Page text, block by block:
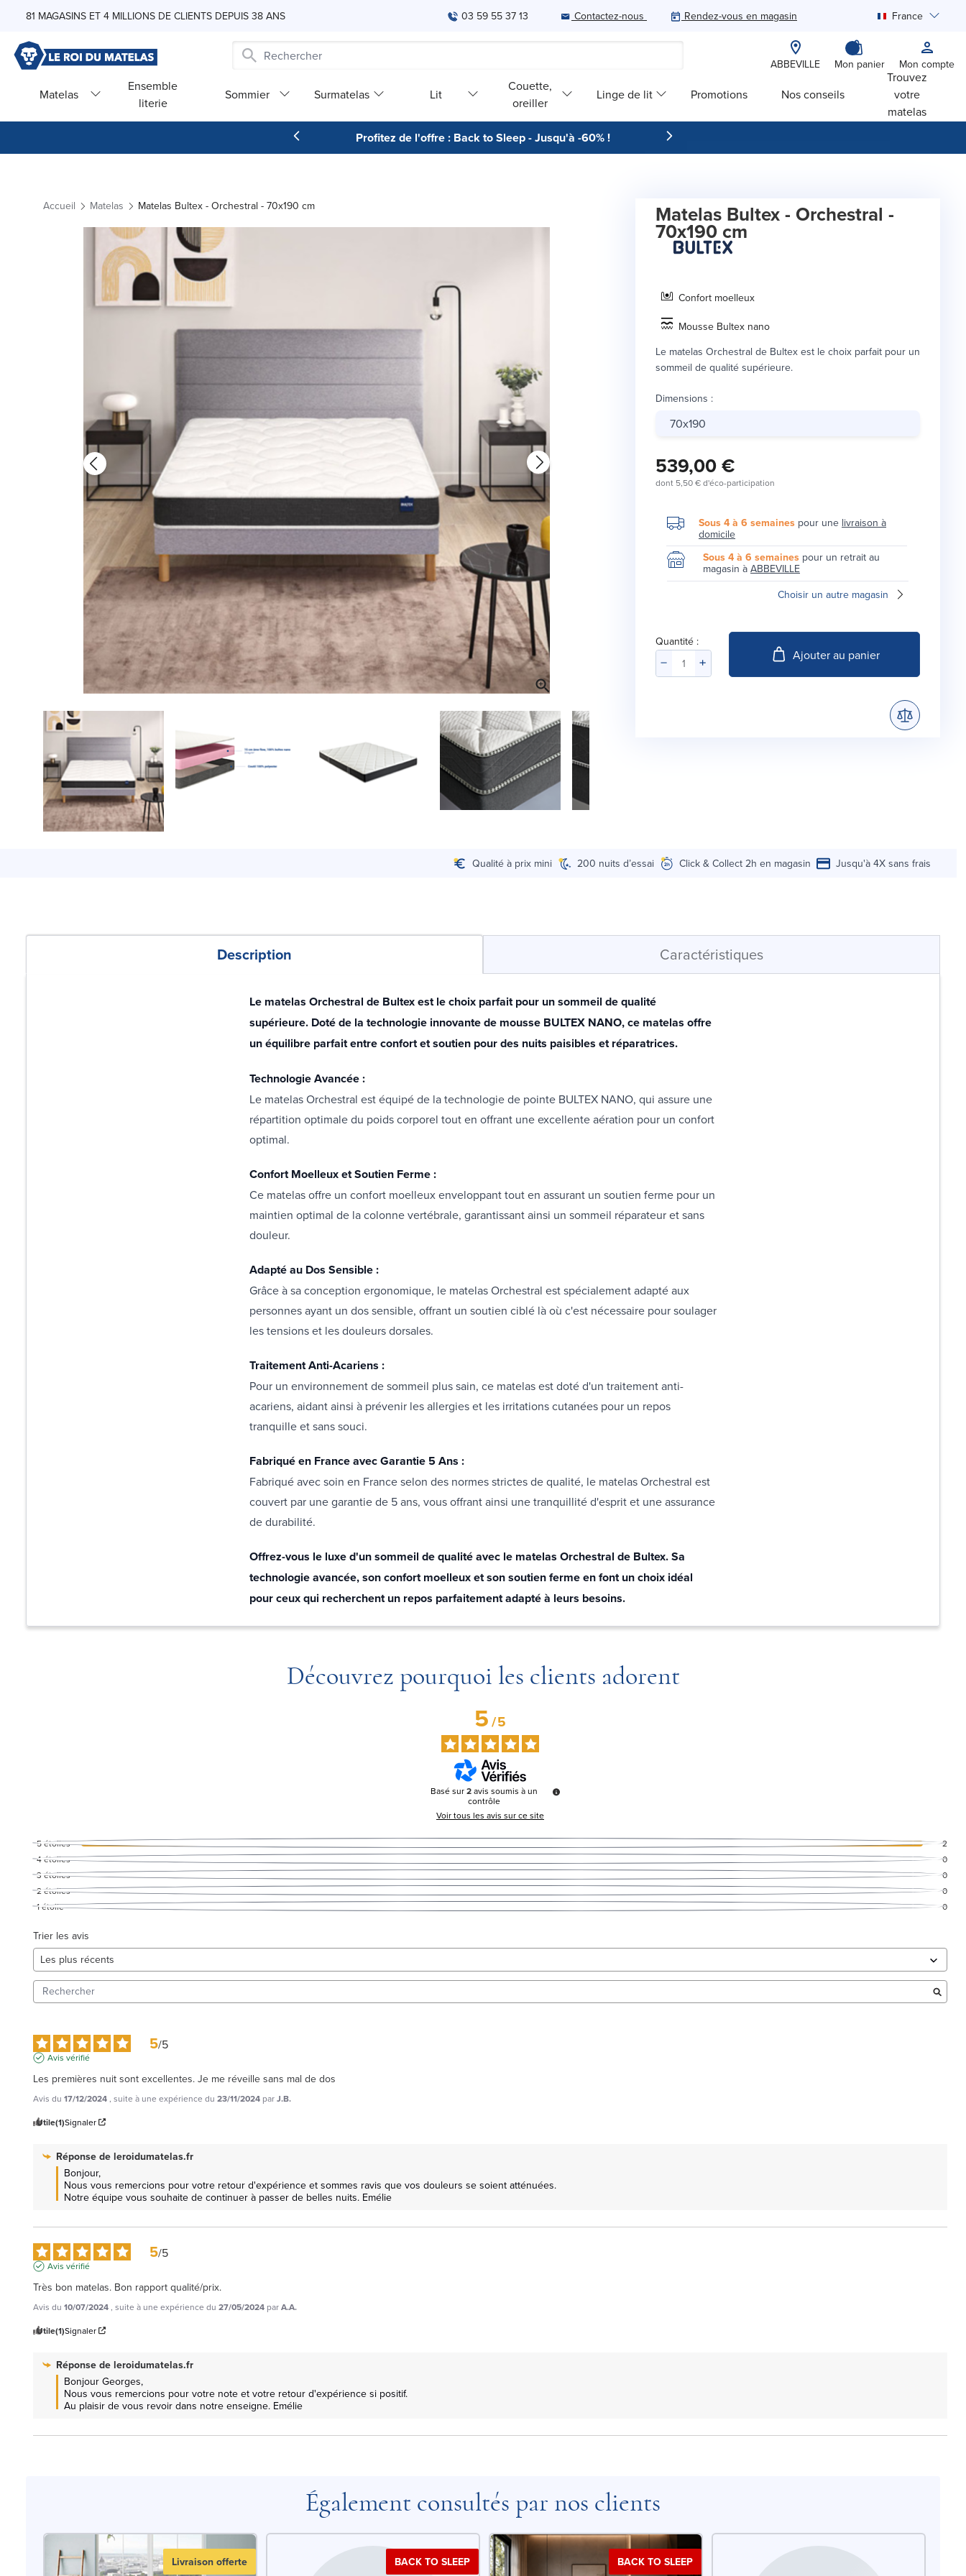
81 MAGASINS ET 4 MILLIONS DE CLIENTS DEPUIS 38 ANS 03 59 55 37 13 Contactez-nous Rendez-vous en magasin France
ABBEVILLE Mon panier Mon compte
Matelas
Ensemble
literie
Sommier Surmatelas Lit
Couette,
oreiller
Linge de lit Promotions Nos conseils
Trouvez
votre
matelas
Profitez de l'offre : Back to Sleep - Jusqu'à -60% !
Accueil Matelas Matelas Bultex - Orchestral - 70x190 cm Matelas Bultex - Orchestral -
70x190 cm
Confort moelleux
Mousse Bultex nano
Le matelas Orchestral de Bultex est le choix parfait pour un
sommeil de qualité supérieure.
Dimensions :
70x190
539,00 €
dont 5,50 €d'éco-participation
Sous 4 à 6 semaines pour une livraison à
domicile
Sous 4 à 6 semaines pour un retrait au
magasin à ABBEVILLE
Choisir un autre magasin
Quantité :
Ajouter au panier
Qualité à prix mini 200 nuits d’essai Click & Collect 2h en magasin Jusqu'à 4X sans frais
Description Caractéristiques
Le matelas Orchestral de Bultex est le choix parfait pour un sommeil de qualité
supérieure. Doté de la technologie innovante de mousse BULTEX NANO, ce matelas offre
un équilibre parfait entre confort et soutien pour des nuits paisibles et réparatrices.
Technologie Avancée :
Le matelas Orchestral est équipé de la technologie de pointe BULTEX NANO, qui assure une
répartition optimale du poids corporel tout en offrant une excellente aération pour un confort
optimal.
Confort Moelleux et Soutien Ferme :
Ce matelas offre un confort moelleux enveloppant tout en assurant un soutien ferme pour un
maintien optimal de la colonne vertébrale, garantissant ainsi un sommeil réparateur et sans
douleur.
Adapté au Dos Sensible :
Grâce à sa conception ergonomique, le matelas Orchestral est spécialement adapté aux
personnes ayant un dos sensible, offrant un soutien ciblé là où c'est nécessaire pour soulager
les tensions et les douleurs dorsales.
Traitement Anti-Acariens :
Pour un environnement de sommeil plus sain, ce matelas est doté d'un traitement anti-
acariens, aidant ainsi à prévenir les allergies et les irritations cutanées pour un repos
tranquille et sans souci.
Fabriqué en France avec Garantie 5 Ans :
Fabriqué avec soin en France selon des normes strictes de qualité, le matelas Orchestral est
couvert par une garantie de 5 ans, vous offrant ainsi une tranquillité d'esprit et une assurance
de durabilité.
Offrez-vous le luxe d'un sommeil de qualité avec le matelas Orchestral de Bultex. Sa
technologie avancée, son confort moelleux et son soutien ferme en font un choix idéal
pour ceux qui recherchent un repos parfaitement adapté à leurs besoins.
Découvrez pourquoi les clients adorent
5/5
Basé sur2 avis soumis à un
contrôle
Voir tous les avis sur ce site
5étoiles
2
4étoiles
0
3 étoiles
0
2étoiles
0
1étoile 0
Trier les avis
5/5
Avis vérifié
Les premières nuit sont excellentes. Je me réveille sans mal de dos
Avis du 17/12/2024, suite à une expérience du 23/11/2024 parJ.B.
Utile(1)Signaler
Réponse de leroidumatelas.fr
Bonjour,
Nous vous remercions pour votre retour d'expérience et sommes ravis que vos douleurs se soient atténuées.
Notre équipe vous souhaite de continuer à passer de belles nuits. Emélie
5/5
Avis vérifié
Très bon matelas. Bon rapport qualité/prix.
Avis du 10/07/2024, suite à une expérience du 27/05/2024 parA.A.
Utile(1)Signaler
Réponse de leroidumatelas.fr
Bonjour Georges,
Nous vous remercions pour votre note et votre retour d'expérience si positif.
Au plaisir de vous revoir dans notre enseigne. Emélie
Également consultés par nos clients
Livraison offerte BACK TO SLEEP BACK TO SLEEP